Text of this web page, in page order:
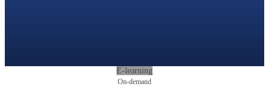
E-learning
On-demand